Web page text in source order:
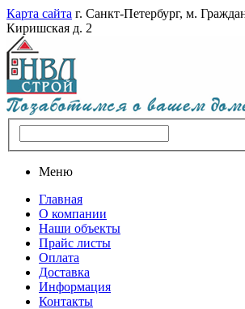
Карта сайта г. Санкт-Петербург, м.
Киришская д. 2
Меню
Главная
О компании
Наши объекты
Прайс листы
Оплата
Доставка
Информация
Контакты